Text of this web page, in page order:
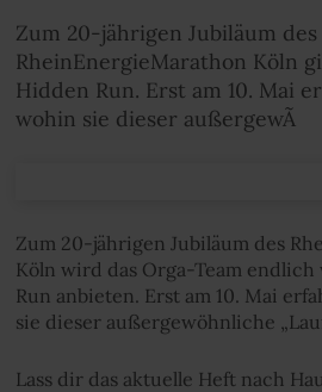
Zum 20-jährigen Jubiläum des
RheinEnergieMarathon Köln
Hidden Run. Erst am 10. Mai
wohin sie dieser außergewÃ
Zum 20-jährigen Jubiläum des
Köln wird das Orga-Team
Run anbieten. Erst am 10. Mai
sie dieser außergewöhnliche
Lass dir das aktuelle Heft nach